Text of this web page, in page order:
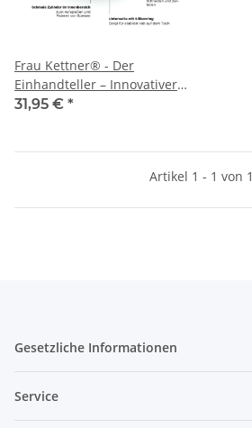
Frau Kettner® - Der
Einhandteller – Innovativer
Alltagshelfer für Menschen
31,95 € *
Artikel 1 - 1 von 1
Gesetzliche Informationen
Service